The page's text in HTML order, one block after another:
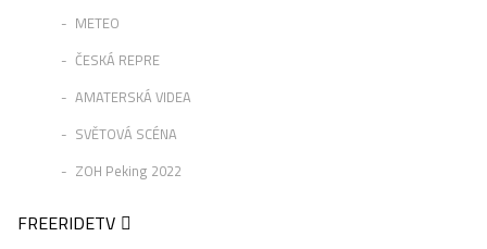
METEO
ČESKÁ REPRE
AMATERSKÁ VIDEA
SVĚTOVÁ SCÉNA
ZOH Peking 2022
FREERIDETV